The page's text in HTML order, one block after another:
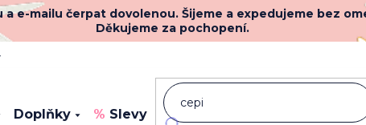
e-mailu čerpat dovolenou. Šijeme a expedujeme bez
Děkujeme za pochopení.
Doplňky Slevy Novinky